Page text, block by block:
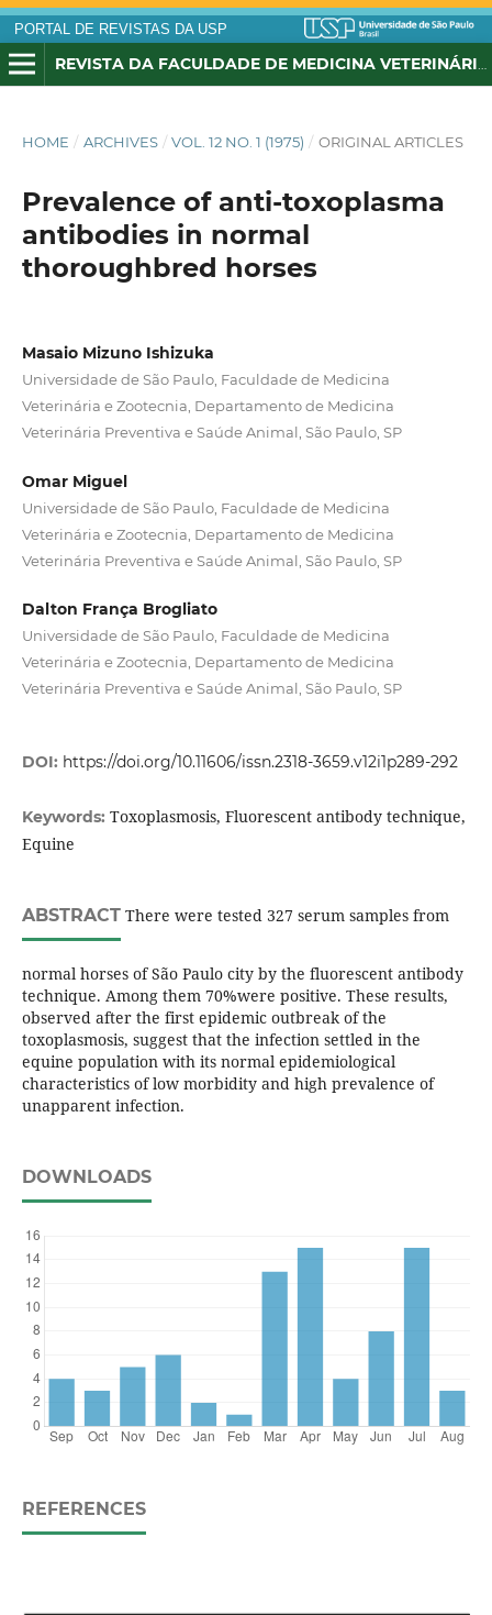
PORTAL DE REVISTAS DA USP
HOME / ARCHIVES / VOL. 12 NO. 1 (1975) / ORIGINAL ARTICLES
Prevalence of anti-toxoplasma
antibodies in normal
thoroughbred horses
Masaio Mizuno Ishizuka
Universidade de São Paulo, Faculdade de Medicina
Veterinária e Zootecnia, Departamento de Medicina
Veterinária Preventiva e Saúde Animal, São Paulo, SP
Omar Miguel
Universidade de São Paulo, Faculdade de Medicina
Veterinária e Zootecnia, Departamento de Medicina
Veterinária Preventiva e Saúde Animal, São Paulo, SP
Dalton França Brogliato
Universidade de São Paulo, Faculdade de Medicina
Veterinária e Zootecnia, Departamento de Medicina
Veterinária Preventiva e Saúde Animal, São Paulo, SP
DOI: https://doi.org/10.11606/issn.2318-3659.v12i1p289-292
Keywords: Toxoplasmosis, Fluorescent antibody technique,
Equine
ABSTRACTThere were tested 327 serum samples from
normal horses of São Paulo city by the fluorescent antibody
technique. Among them 70%were positive. These results,
observed after the first epidemic outbreak of the
toxoplasmosis, suggest that the infection settled in the
equine population with its normal epidemiological
characteristics of low morbidity and high prevalence of
unapparent infection.
DOWNLOADS
REFERENCES